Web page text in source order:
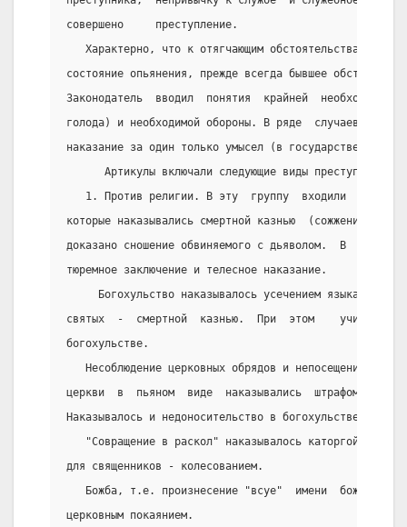
совершено     преступление.
Характерно, что к отягчающим обстоятельствам
состояние опьянения, прежде всегда бывшее
Законодатель  вводил  понятия  крайней
голода) и необходимой обороны. В ряде  случаев
наказание за один только умысел (в государственных
      Артикулы включали следующие виды преступлений:
1. Против религии. В эту  группу  входили
которые наказывались смертной казнью  (сожжением)
доказано сношение обвиняемого с дьяволом.  В
тюремное заключение и телесное наказание.
Богохульство наказывалось усечением языка, а
святых  -  смертной  казнью.  При  этом
богохульстве.
Несоблюдение церковных обрядов и непосещение
церкви  в  пьяном  виде  наказывались  штрафом  или
Наказывалось и недоносительство в богохульстве.
"Совращение в раскол" наказывалось каторгой,
для священников - колесованием.
Божба, т.е. произнесение "всуе"  имени  божьего
церковным покаянием.